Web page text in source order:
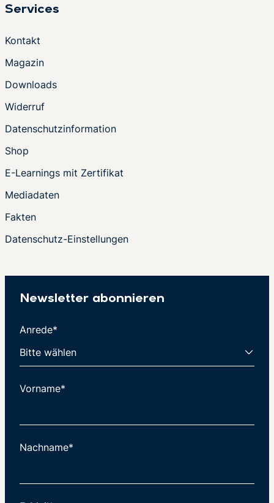
Services
Kontakt
Magazin
Downloads
Widerruf
Datenschutzinformation
Shop
E-Learnings mit Zertifikat
Mediadaten
Fakten
Datenschutz-Einstellungen
Newsletter abonnieren
Anrede*
Vorname*
Nachname*